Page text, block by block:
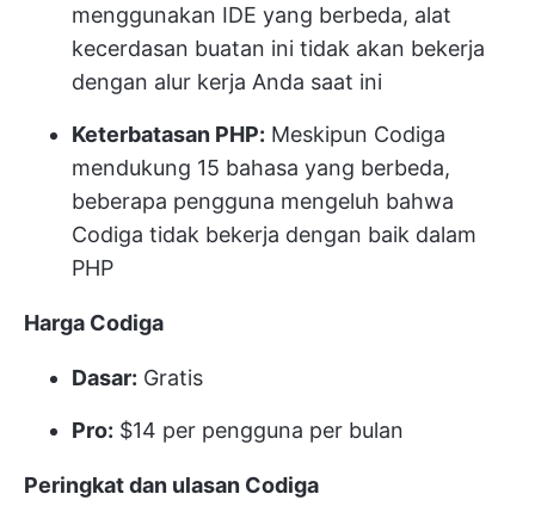
menggunakan IDE yang berbeda, alat
kecerdasan buatan ini tidak akan bekerja
dengan alur kerja Anda saat ini
Keterbatasan PHP: Meskipun Codiga
mendukung 15 bahasa yang berbeda,
beberapa pengguna mengeluh bahwa
Codiga tidak bekerja dengan baik dalam
PHP
Harga Codiga
Dasar: Gratis
Pro: $14 per pengguna per bulan
Peringkat dan ulasan Codiga